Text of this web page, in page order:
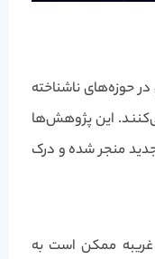
حوزه‌های ناشناخته
این پژوهش‌ها
منجر شده و درک
غریبه ممکن است به